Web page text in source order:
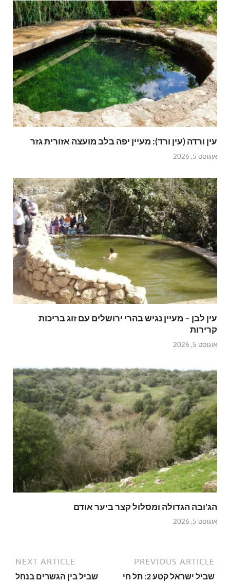
עין ורדה (עין ורד): מעיין יפה בלב מועצה אזורית גזר
אוגוסט 5, 2026
עין לבן – מעיין נגיש בהרי ירושלים עם זוג בריכות
קרירות
אוגוסט 5, 2026
הג'ובה הגדולה ומסלול קצר ביער אודם
אוגוסט 5, 2026
PREVIOUS ARTICLE
שביל ישראל קטע 2: תל חי
NEXT ARTICLE
שביל בין הגשרים בנחל